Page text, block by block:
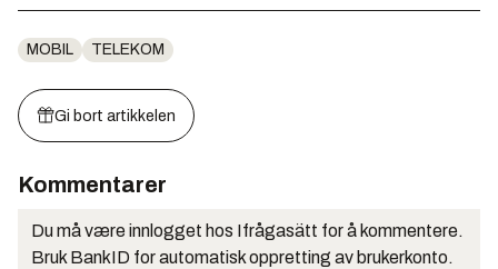
MOBIL TELEKOM
Gi bort artikkelen
Kommentarer
Du må være innlogget hos Ifrågasätt for å kommentere.
Bruk BankID for automatisk oppretting av brukerkonto.